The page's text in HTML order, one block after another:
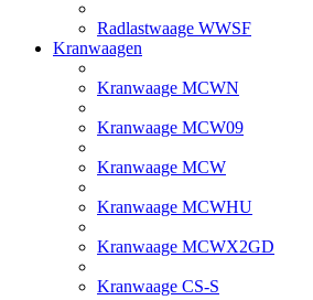
Radlastwaage WWSF
Kranwaagen
Kranwaage MCWN
Kranwaage MCW09
Kranwaage MCW
Kranwaage MCWHU
Kranwaage MCWX2GD
Kranwaage CS-S